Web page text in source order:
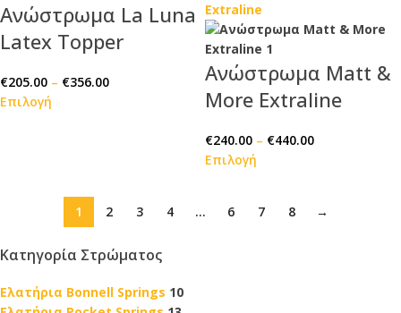
Κατηγορία Στρώματος
Ελατήρια Bonnell Springs 10
Ανώστρωμα La Luna
Latex Topper
€205.00 – €356.00
Επιλογή
Ανώστρωμα Matt &
More Extraline
€240.00 – €440.00
Επιλογή
1 2 3 4 … 6 7 8 →